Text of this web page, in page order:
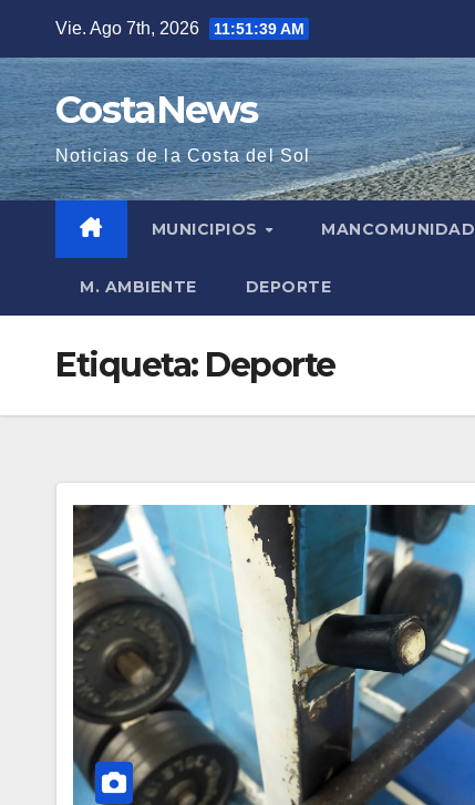
contenido
Vie. Ago 7th, 2026 11:51:39 AM
CostaNews
Noticias de la Costa del Sol
MUNICIPIOS MANCOMUNIDAD
M. AMBIENTE DEPORTE
Etiqueta: Deporte